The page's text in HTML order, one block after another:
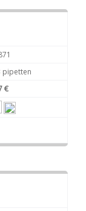
pipetten
€